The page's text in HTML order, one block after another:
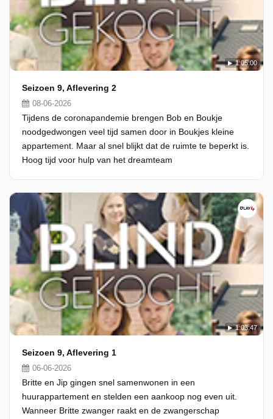
1:05:00
Seizoen 9, Aflevering 2
08-06-2026
Tijdens de coronapandemie brengen Bob en Boukje
noodgedwongen veel tijd samen door in Boukjes kleine
appartement. Maar al snel blijkt dat de ruimte te beperkt is.
Hoog tijd voor hulp van het dreamteam
1:03:47
Seizoen 9, Aflevering 1
06-06-2026
Britte en Jip gingen snel samenwonen in een
huurappartement en stelden een aankoop nog even uit.
Wanneer Britte zwanger raakt en de zwangerschap